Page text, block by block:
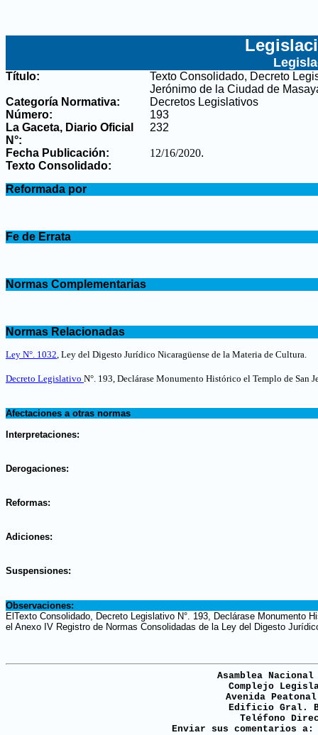
Título:
Texto Consolidado, Decreto
Jerónimo de la Ciudad de
Categoría Normativa:
Decretos Legislativos
Número:
193
La Gaceta, Diario Oficial
N°:
232
Fecha Publicación: 12/16/2020.
Texto Consolidado:
Reformada por
Fe de Errata
Normas Complementarias
Normas Relacionadas
Ley N°. 1032, Ley del Digesto Jurídico Nicaragüense de la Materia de Cultura.
Decreto Legislativo N°. 193, Declárase Monumento Histórico el Templo de San
Afectaciones a otras normas
Interpretaciones:
Derogaciones:
Reformas:
Adiciones:
Suspensiones:
Observaciones:
ElTexto Consolidado, Decreto Legislativo N°. 193, Declárase Monumento
el Anexo IV Registro de Normas Consolidadas de la Ley del Digesto
Asamblea
Complejo
Avenida
Edificio Gral.
Teléfono
Enviar sus comentarios